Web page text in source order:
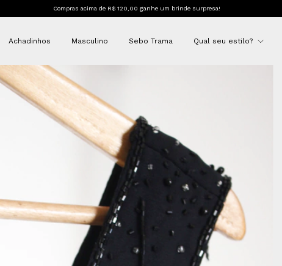
Compras acima de R$ 120,00 ganhe um brinde surpresa!
Achadinhos Masculino Sebo Trama Qual seu estilo?